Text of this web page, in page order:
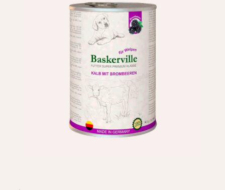
О КОМПАНИИ
БЛОГ
Оплата и доставка
Программа лояльности
О Нас
Оптовым клиентам
Контакты